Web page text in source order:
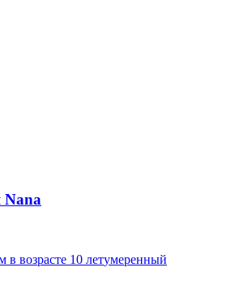
Nana
в возрасте 10 летумеренный